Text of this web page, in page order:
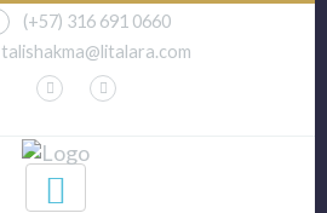
(+57) 316 691 0660
talishakma@litalara.com